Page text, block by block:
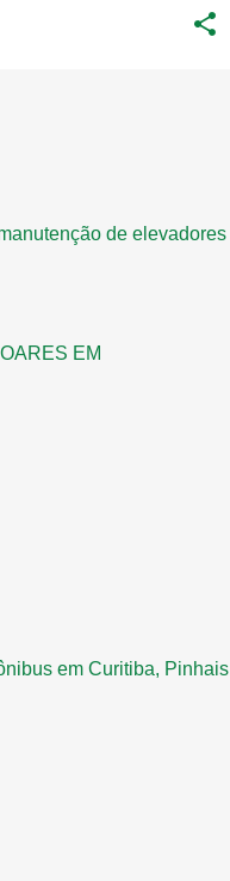
de elevadores
EM
em Curitiba, Pinhais